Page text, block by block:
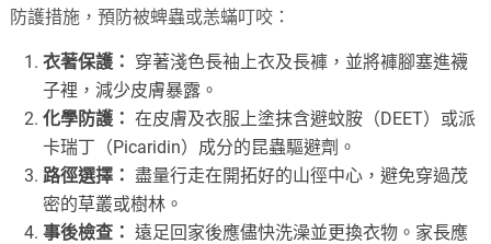
防護措施，預防被蜱蟲或恙蟎叮咬：
衣著保護： 穿著淺色長袖上衣及長褲，並將褲腳塞進襪
子裡，減少皮膚暴露。
化學防護： 在皮膚及衣服上塗抹含避蚊胺（DEET）或派
卡瑞丁（Picaridin）成分的昆蟲驅避劑。
路徑選擇： 盡量行走在開拓好的山徑中心，避免穿過茂
密的草叢或樹林。
事後檢查： 遠足回家後應儘快洗澡並更換衣物。家長應